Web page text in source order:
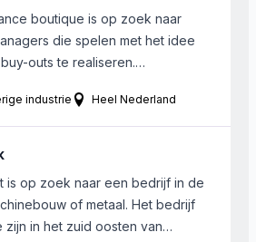
boutique is op zoek naar
die spelen met het idee
outs te realiseren.
het financiele vlak. Ook bestaat
meeparticiperen. Gekeken wordt
€ 1.000.000 omzet.
industrie Heel Nederland
is op zoek naar een bedrijf in de
of metaal. Het bedrijf
in het zuid oosten van